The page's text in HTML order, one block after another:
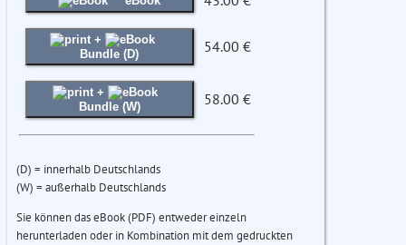
+
Bundle (D)
54.00 €
+
Bundle (W)
58.00 €
(D) = innerhalb Deutschlands
(W) = außerhalb Deutschlands
Sie können das eBook (PDF) entweder einzeln
herunterladen oder in Kombination mit dem gedruckten